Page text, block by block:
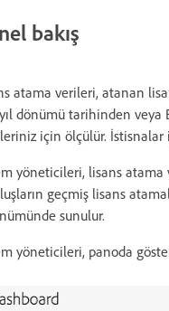
bakış
atama verileri, atanan
dönümü tarihinden
için ölçülür. İstisnalar
yöneticileri, lisans
geçmiş lisans
sunulur.
yöneticileri, panoda